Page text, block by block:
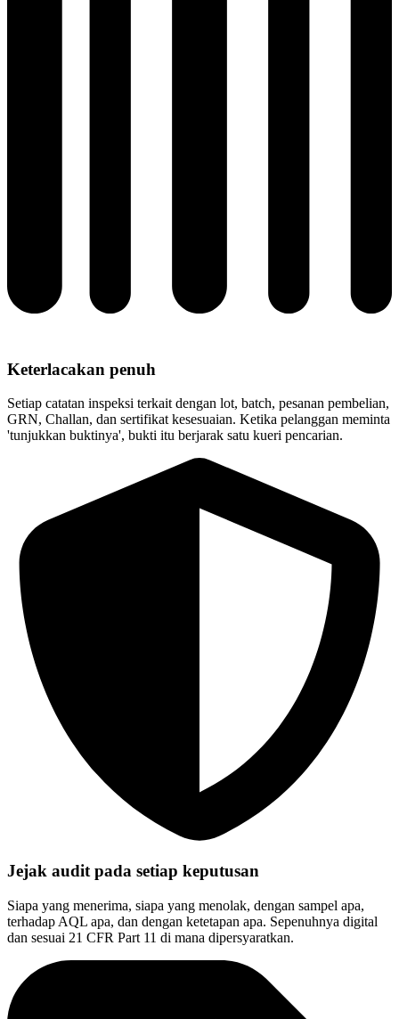
Keterlacakan penuh
Setiap catatan inspeksi terkait dengan lot, batch, pesanan pembelian,
GRN, Challan, dan sertifikat kesesuaian. Ketika pelanggan meminta
'tunjukkan buktinya', bukti itu berjarak satu kueri pencarian.
Jejak audit pada setiap keputusan
Siapa yang menerima, siapa yang menolak, dengan sampel apa,
terhadap AQL apa, dan dengan ketetapan apa. Sepenuhnya digital
dan sesuai 21 CFR Part 11 di mana dipersyaratkan.